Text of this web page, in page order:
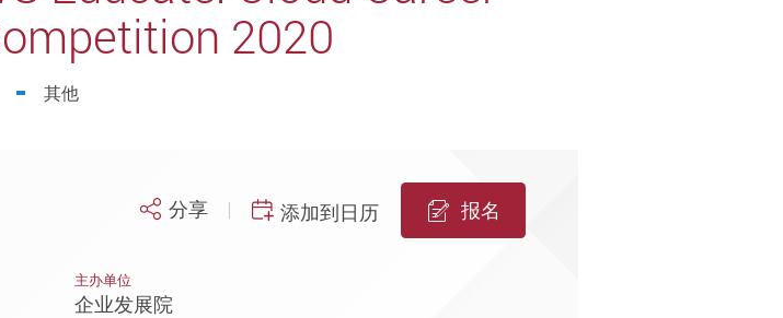
2020
其他
分享 添加到日历 报名
主办单位
企业发展院